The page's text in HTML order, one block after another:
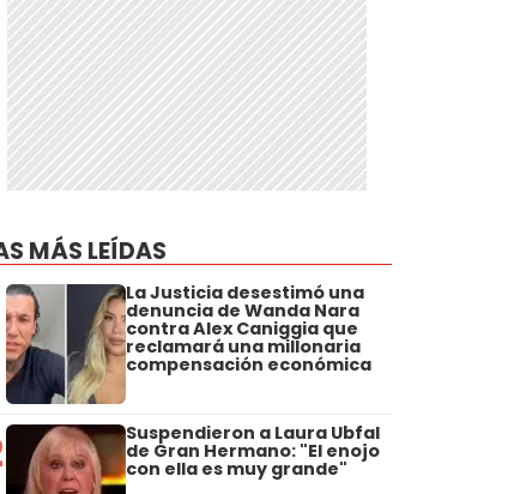
MÁS LEÍDAS
La Justicia desestimó una
denuncia de Wanda Nara
contra Alex Caniggia que
reclamará una millonaria
compensación económica
Suspendieron a Laura Ubfal
de Gran Hermano: "El enojo
con ella es muy grande"